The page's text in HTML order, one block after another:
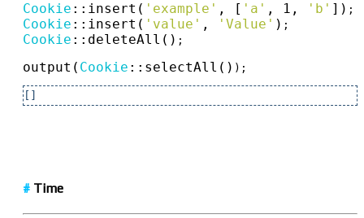
Cookie :: insert( 'example' , [ 'a' , 1, 'b' ])
Cookie :: insert( 'value' , 'Value' )
Cookie :: deleteAll() ;
output( Cookie :: selectAll() );
[]
# Time